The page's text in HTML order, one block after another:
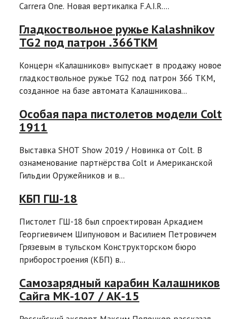
Carrera One. Новая вертикалка F.A.I.R....
Гладкоствольное ружье Kalashnikov
TG2 под патрон .366ТКМ
Концерн «Калашников» выпускает в продажу новое
гладкоствольное ружье TG2 под патрон 366 ТКМ,
созданное на базе автомата Калашникова...
Особая пара пистолетов модели Colt
1911
Выставка SHOT Show 2019 / Новинка от Colt. В
ознаменование партнёрства Colt и Американской
Гильдии Оружейников и в...
КБП ГШ-18
Пистолет ГШ-18 был спроектирован Аркадием
Георгиевичем Шипуновом и Василием Петровичем
Грязевым в тульском Конструкторском бюро
приборостроения (КБП) в...
Самозарядный карабин Калашников
Сайга МК-107 / АК-15